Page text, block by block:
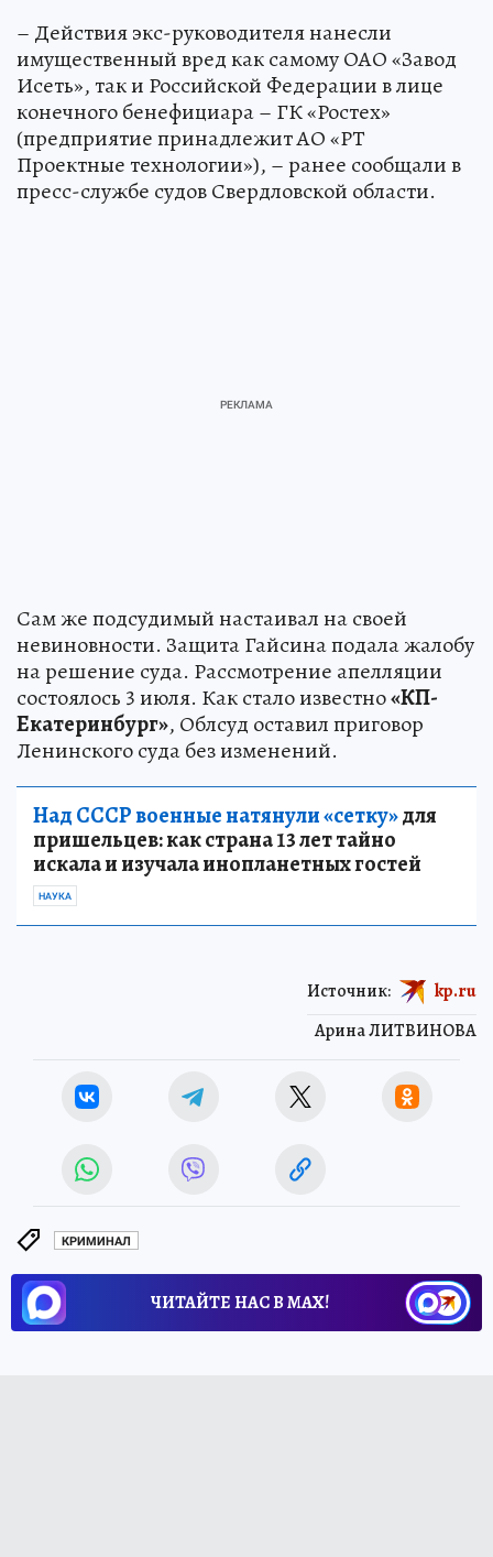
– Действия экс-руководителя нанесли
имущественный вред как самому ОАО «Завод
Исеть», так и Российской Федерации в лице
конечного бенефициара – ГК «Ростех»
(предприятие принадлежит АО «РТ
Проектные технологии»), – ранее сообщали в
пресс-службе судов Свердловской области.
Сам же подсудимый настаивал на своей
невиновности. Защита Гайсина подала жалобу
на решение суда. Рассмотрение апелляции
состоялось 3 июля. Как стало известно«КП-
Екатеринбург», Облсуд оставил приговор
Ленинского суда без изменений.
Над СССР военные натянули «сетку»для
пришельцев: как страна 13 лет тайно
искала и изучала инопланетных гостей
НАУКА
Арина ЛИТВИНОВА
Источник: kp.ru
КРИМИНАЛ
ЧИТАЙТЕ НАС В МАХ!